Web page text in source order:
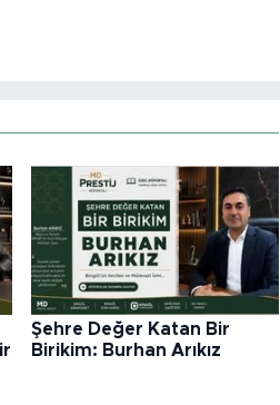
Şehre Değer Katan Bir
Birikim: Burhan Arıkız